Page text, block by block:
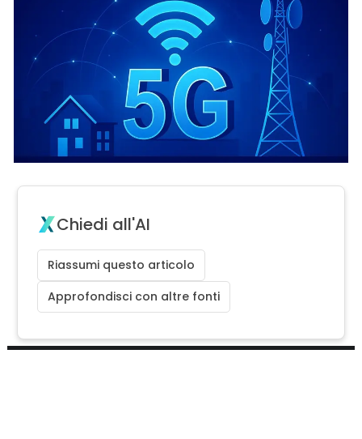
Chiedi all'AI
Riassumi questo articolo
Approfondisci con altre fonti